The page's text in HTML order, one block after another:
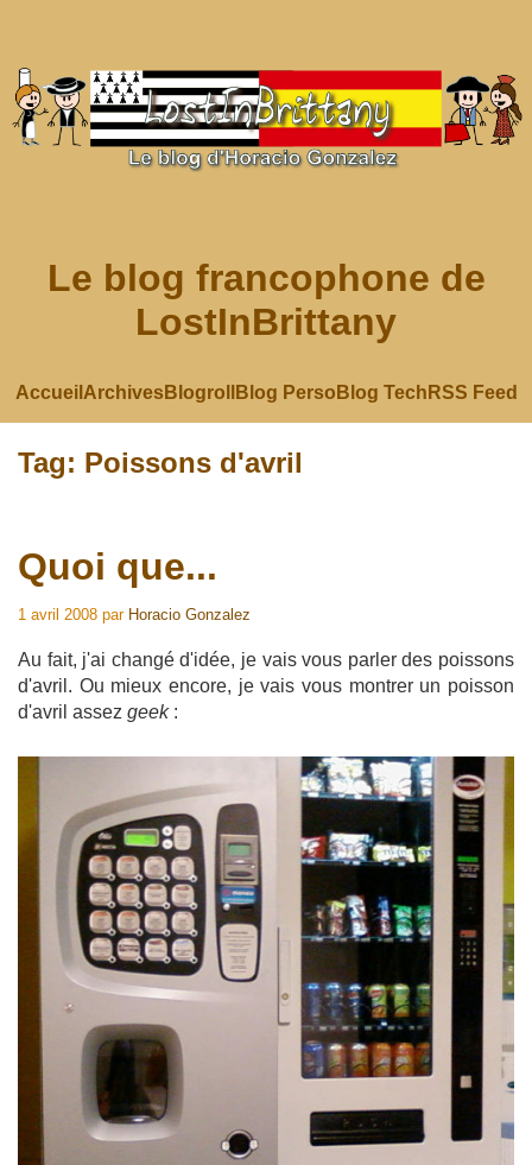
Le blog francophone de
LostInBrittany
Accueil ArchivesBlogroll Blog Perso Blog Tech RSS Feed
Tag: Poissons d'avril
Quoi que...
1 avril 2008 par Horacio Gonzalez
Au fait, j'ai changé d'idée, je vais vous parler des poissons
d'avril. Ou mieux encore, je vais vous montrer un poisson
d'avril assez geek: